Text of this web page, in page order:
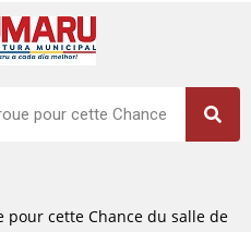
Aberta
pour cette Chance du salle de